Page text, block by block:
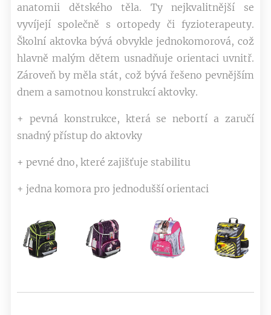
anatomii dětského těla. Ty nejkvalitnější se
vyvíjejí společně s ortopedy či fyzioterapeuty.
Školní aktovka bývá obvykle jednokomorová, což
hlavně malým dětem usnadňuje orientaci uvnitř.
Zároveň by měla stát, což bývá řešeno pevnějším
dnem a samotnou konstrukcí aktovky.
+ pevná konstrukce, která se nebortí a zaručí
snadný přístup do aktovky
+ pevné dno, které zajišťuje stabilitu
+ jedna komora pro jednodušší orientaci